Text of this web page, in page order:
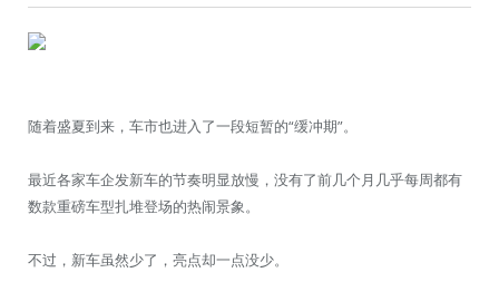
随着盛夏到来，车市也进入了一段短暂的“缓冲期”。
最近各家车企发新车的节奏明显放慢，没有了前几个月几乎每周都有
数款重磅车型扎堆登场的热闹景象。
不过，新车虽然少了，亮点却一点没少。